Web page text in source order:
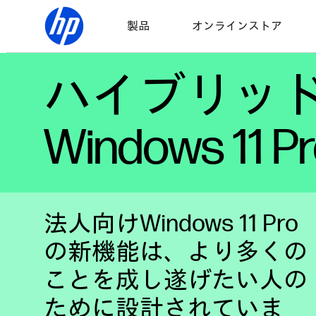
製品 オンラインストア
ハイブリッ
Windows 11
法人向けWindows 11 Pro
の新機能は、より多くの
ことを成し遂げたい人の
ために設計されていま